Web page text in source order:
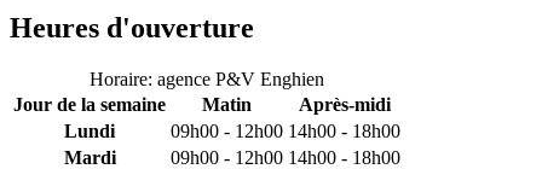
Heures d'ouverture
Horaire: agence P&V Enghien
Jour de la semaine
Matin
Après-midi
Lundi
09h00 - 12h00 14h00 - 18h00
Mardi
09h00 - 12h00 14h00 - 18h00